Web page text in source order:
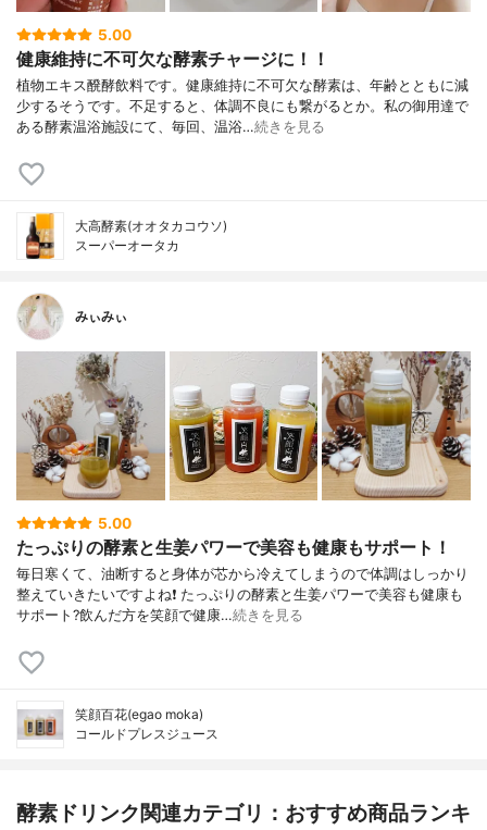
5.00
健康維持に不可欠な酵素チャージに！！
植物エキス醗酵飲料です。健康維持に不可欠な酵素は、年齢とともに減
少するそうです。不足すると、体調不良にも繋がるとか。私の御用達で
ある酵素温浴施設にて、毎回、温浴…続きを見る
大高酵素(オオタカコウソ)
スーパーオータカ
みぃみぃ
5.00
たっぷりの酵素と生姜パワーで美容も健康もサポート！
毎日寒くて、油断すると身体が芯から冷えてしまうので体調はしっかり
整えていきたいですよね❗ たっぷりの酵素と生姜パワーで美容も健康も
サポート?飲んだ方を笑顔で健康…続きを見る
笑顔百花(egao moka)
コールドプレスジュース
酵素ドリンク関連カテゴリ：おすすめ商品ランキ